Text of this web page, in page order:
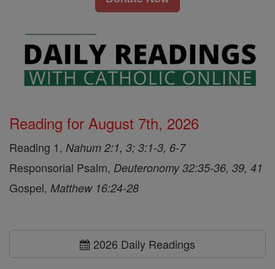
Reading for August 7th, 2026
Reading 1, Nahum 2:1, 3; 3:1-3, 6-7
Responsorial Psalm, Deuteronomy 32:35-36, 39, 41
Gospel, Matthew 16:24-28
2026 Daily Readings